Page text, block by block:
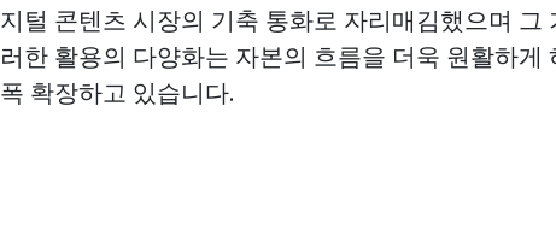
지털 콘텐츠 시장의 기축 통화로 자리매김했으며 그
러한 활용의 다양화는 자본의 흐름을 더욱 원활하게
폭 확장하고 있습니다.